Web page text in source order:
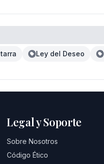
Ley del Deseo
Legal y Soporte
Sobre Nosotros
Código Ético